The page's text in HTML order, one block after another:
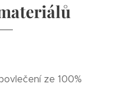
ze 100%